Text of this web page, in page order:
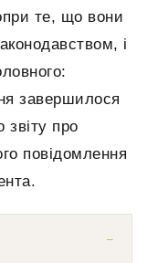
те, що вони
і
завершилося
про
повідомлення